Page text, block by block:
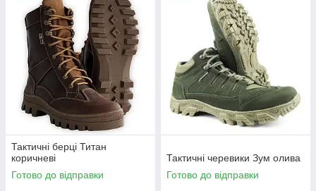
Тактичні берці Титан
коричневі
Готово до відправки
Тактичні черевики Зум олива
Готово до відправки